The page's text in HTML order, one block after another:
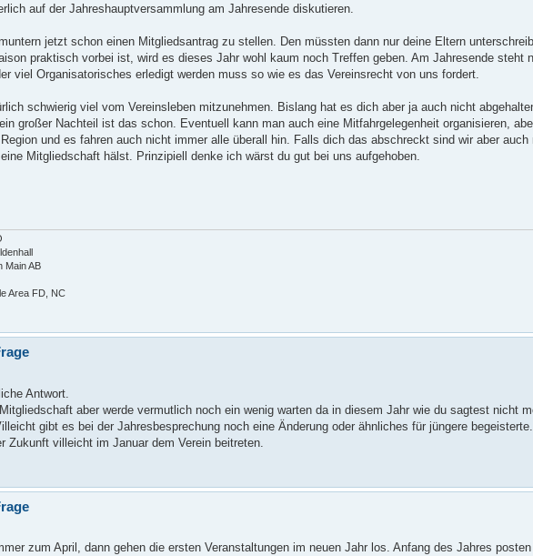
auf der Jahreshauptversammlung am Jahresende diskutieren.
jetzt schon einen Mitgliedsantrag zu stellen. Den müssten dann nur deine Eltern
praktisch vorbei ist, wird es dieses Jahr wohl kaum noch Treffen geben. Am Jahresende steht
viel Organisatorisches erledigt werden muss so wie es das Vereinsrecht von uns fordert.
schwierig viel vom Vereinsleben mitzunehmen. Bislang hat es dich aber ja auch nicht
großer Nachteil ist das schon. Eventuell kann man auch eine Mitfahrgelegenheit organisieren,
und es fahren auch nicht immer alle überall hin. Falls dich das abschreckt sind wir aber auch
Mitgliedschaft hälst. Prinzipiell denke ich wärst du gut bei uns aufgehoben.
Main AB
Area FD, NC
Antwort.
aber werde vermutlich noch ein wenig warten da in diesem Jahr wie du sagtest nicht
gibt es bei der Jahresbesprechung noch eine Änderung oder ähnliches für jüngere
Zukunft villeicht im Januar dem Verein beitreten.
zum April, dann gehen die ersten Veranstaltungen im neuen Jahr los. Anfang des Jahres